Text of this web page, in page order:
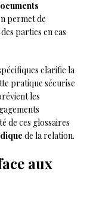
permet de
parties en cas
clarifie la
pratique sécurise
les
de ces glossaires
de la relation.
aux